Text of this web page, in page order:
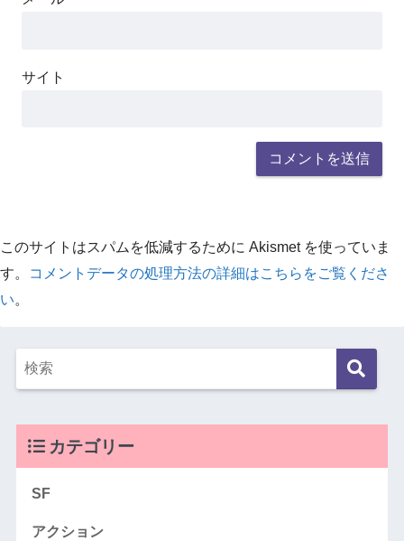
サイト
このサイトはスパムを低減するために Akismet を使っていま
す。
コメントデータの処理方法の詳細はこちらをご覧くださ
い。
カテゴリー
SF
アクション